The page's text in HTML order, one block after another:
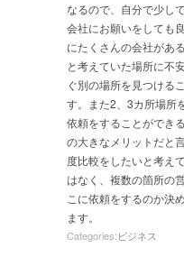
なるので、自分で少し
会社にお願いをしても
にたくさんの会社があ
と考えていた場所に不
ぐ別の場所を見つける
す。また2、3カ所場所
依頼をすることができ
の大きなメリットだと
度比較をしたいと考え
はなく、複数の箇所の
こに依頼をするのか決
ます。
Categories:ビジネス